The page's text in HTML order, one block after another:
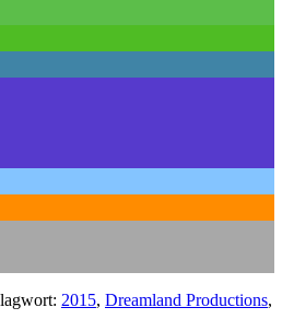
2015, Dreamland Productions,